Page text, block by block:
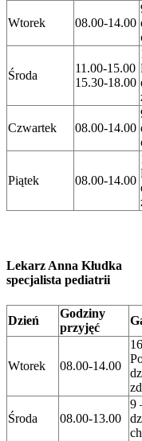
Wtorek 08.00-14.00
Środa
11.00-15.00
15.30-18.00
Czwartek 08.00-14.00
Piątek 08.00-14.00
Lekarz Anna Kłudka
specjalista pediatrii
Dzień
Godziny
przyjęć
Wtorek 08.00-14.00
Środa 08.00-13.00
9